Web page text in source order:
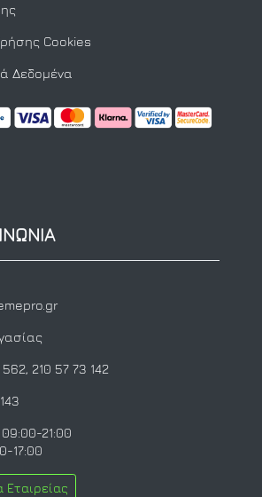
Cookies
Δεδομένα
562, 210 57 73 142
21:00
17:00
Εταιρείας